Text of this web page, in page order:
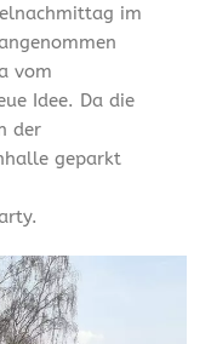
im
vom
Idee. Da die
der
geparkt